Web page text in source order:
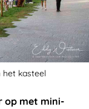
het kasteel
op met mini-